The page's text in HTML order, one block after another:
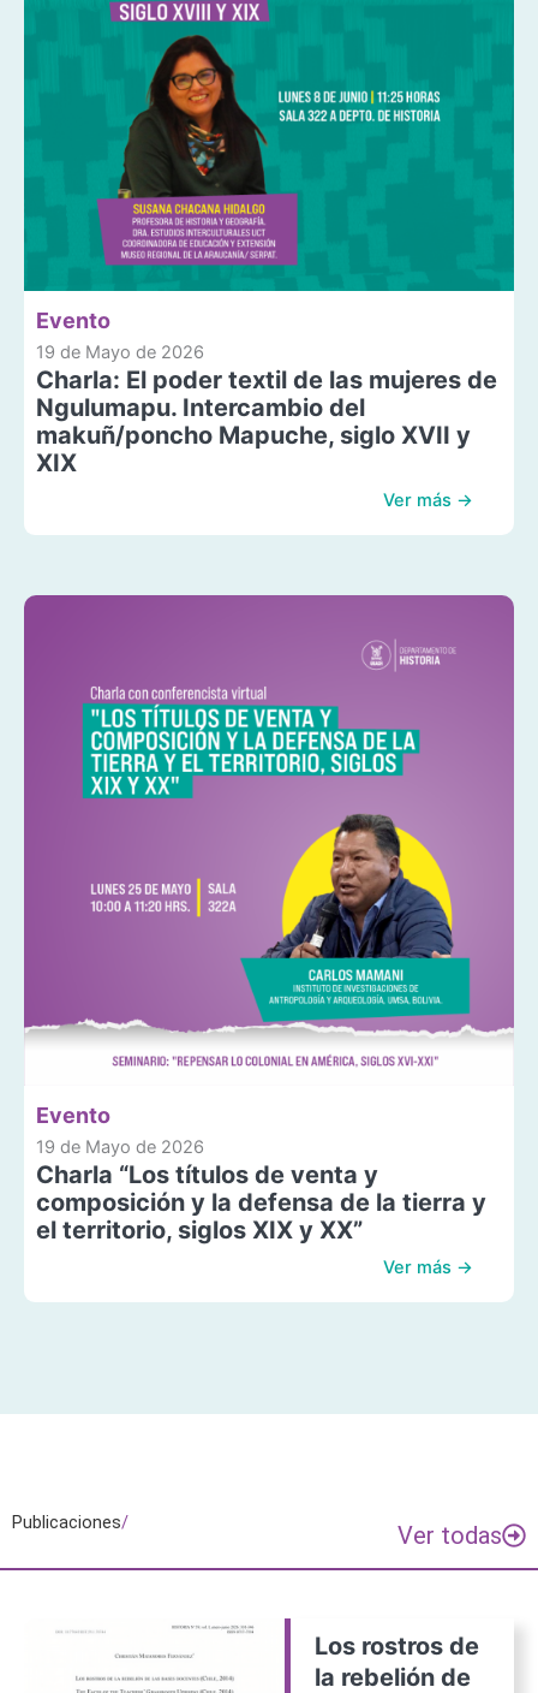
Evento
19 de Mayo de 2026
Charla: El poder textil de las mujeres de
Ngulumapu. Intercambio del
makuñ/poncho Mapuche, siglo XVII y
XIX
Ver más →
Evento
19 de Mayo de 2026
Charla “Los títulos de venta y
composición y la defensa de la tierra y
el territorio, siglos XIX y XX”
Ver más →
Publicaciones/ Ver todas
Los rostros de
la rebelión de